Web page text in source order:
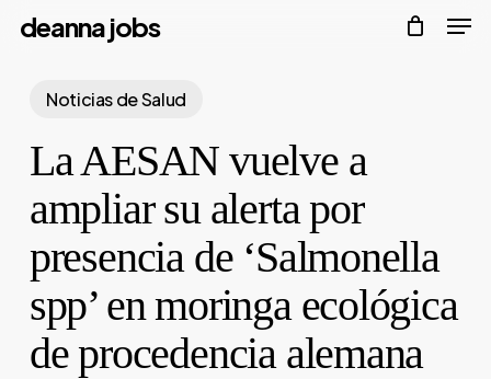
Skip
content
deanna jobs
Noticias de Salud
La AESAN vuelve a
ampliar su alerta por
presencia de ‘Salmonella
spp’ en moringa ecológica
de procedencia alemana